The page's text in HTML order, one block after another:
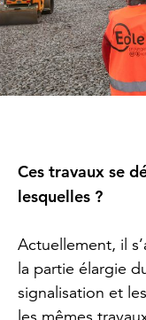
Ces travaux se
lesquelles ?
Actuellement, il
la partie élargie
signalisation et